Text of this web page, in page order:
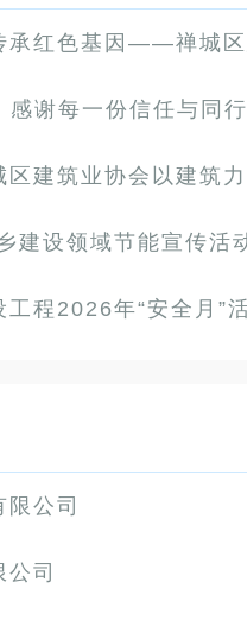
城区建筑业协会党支部开展“七一” 主题
谢每一份信任与同行
业协会以建筑力量赋能“百千
能宣传活动暨“好房子”建设培训会
”活动暨安全生产知识宣贯会及知识竞赛顺
公司
司